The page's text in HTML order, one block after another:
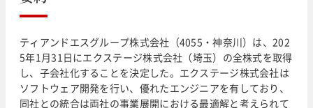
ティアンドエスグループ株式会社（4055・神奈川）は、202
5年1月31日にエクステージ株式会社（埼玉）の全株式を取得
し、子会社化することを決定した。エクステージ株式会社は
ソフトウェア開発を行い、優れたエンジニアを有しており、
同社との統合は両社の事業展開における最適解と考えられて